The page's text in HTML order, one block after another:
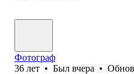
Фотограф
36 лет • Был вчера •